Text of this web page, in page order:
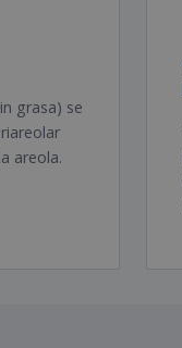
grasa) se
areola.